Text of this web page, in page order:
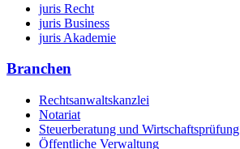
juris Recht
juris Business
juris Akademie
Branchen
Rechtsanwaltskanzlei
Notariat
Steuerberatung und Wirtschaftsprüfung
Öffentliche Verwaltung